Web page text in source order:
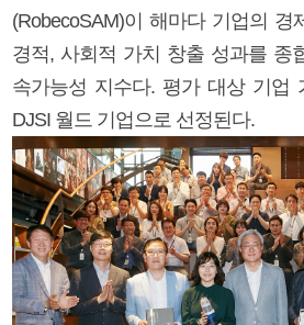
(RobecoSAM)이 해마다 기업의 경
경적, 사회적 가치 창출 성과를 종
속가능성 지수다. 평가 대상 기업
DJSI 월드 기업으로 선정된다.